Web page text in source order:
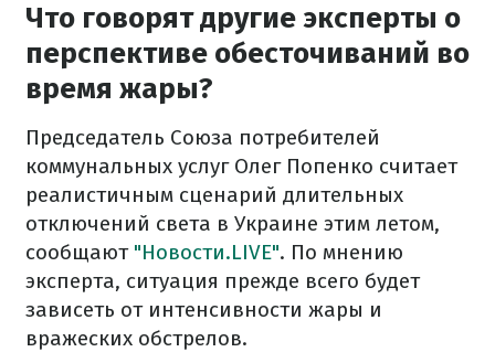
Что говорят другие эксперты о
перспективе обесточиваний во
время жары?
Председатель Союза потребителей
коммунальных услуг Олег Попенко считает
реалистичным сценарий длительных
отключений света в Украине этим летом,
сообщают "Новости.LIVE". По мнению
эксперта, ситуация прежде всего будет
зависеть от интенсивности жары и
вражеских обстрелов.